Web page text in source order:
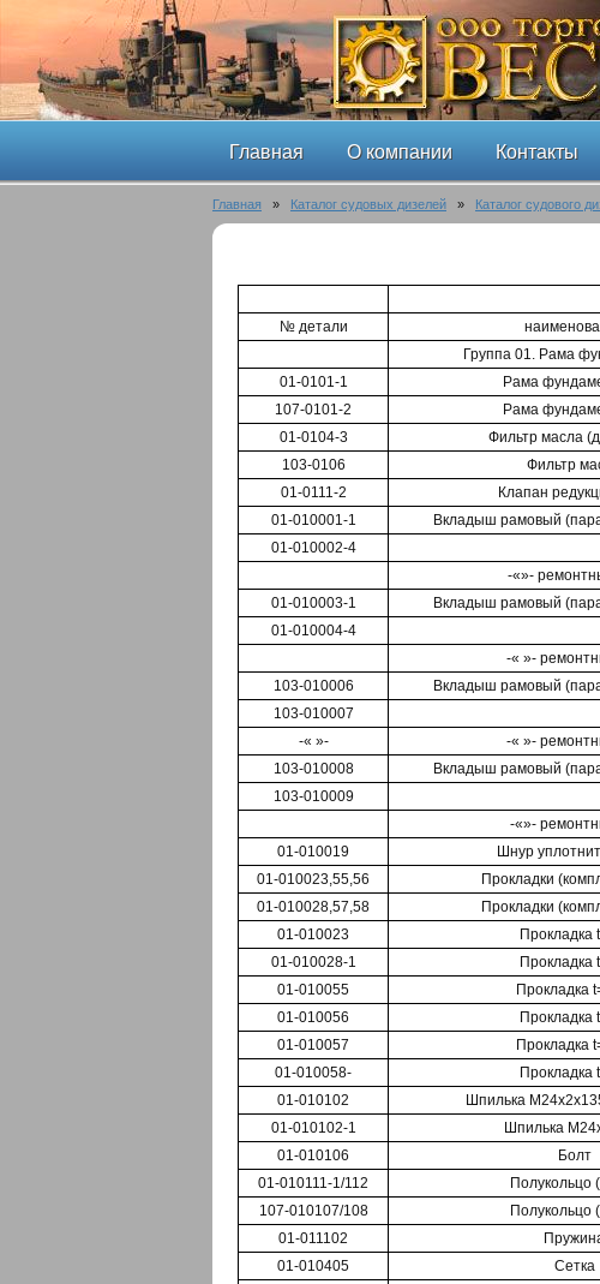
Главная О компании Контакты
Главная » Каталог судовых дизелей » Каталог судового
№ детали
Группа 01. Рама
01-0101-1
Рама
107-0101-2
Рама
01-0104-3
Фильтр масла
103-0106
Фильтр
01-0111-2
Клапан
01-010001-1
Вкладыш рамовый
01-010002-4
-«»-
01-010003-1
Вкладыш рамовый
01-010004-4
-« »-
103-010006
Вкладыш рамовый
103-010007
-« »-
-« »-
103-010008
Вкладыш рамовый
103-010009
-«»-
01-010019
Шнур
01-010023,55,56
Прокладки
01-010028,57,58
Прокладки
01-010023
Прокладка
01-010028-1
Прокладка
01-010055
Прокладка
01-010056
Прокладка
01-010057
Прокладка
01-010058-
Прокладка
01-010102
Шпилька
01-010102-1
Шпилька
01-010106
Болт
01-010111-1/112
Полукольцо
107-010107/108
Полукольцо
01-011102
01-010405
Сетка